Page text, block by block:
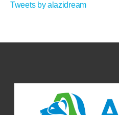
Tweets by alazidream